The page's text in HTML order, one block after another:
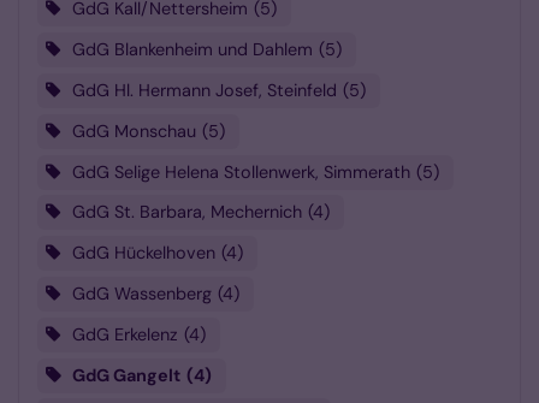
GdG Kall/Nettersheim
5
GdG Blankenheim und Dahlem 5
GdG Hl. Hermann Josef, Steinfeld 5
GdG Monschau 5
GdG Selige Helena Stollenwerk, Simmerath 5
GdG St. Barbara, Mechernich 4
GdG Hückelhoven 4
GdG Wassenberg 4
GdG Erkelenz 4
GdG Gangelt
4